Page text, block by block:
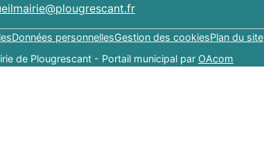
Données personnellesGestion des cookiesPlan du site
de Plougrescant - Portail municipal par OAcom